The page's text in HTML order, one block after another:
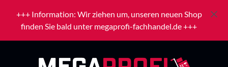
Zum Hauptinhalt springen
+++ Information: Wir ziehen um, unseren neuen Shop
finden Sie bald unter megaprofi-fachhandel.de +++